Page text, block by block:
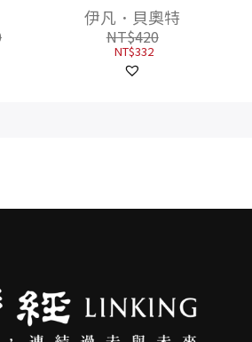
廳，
伊凡．貝奧特
NT$420
NT$332